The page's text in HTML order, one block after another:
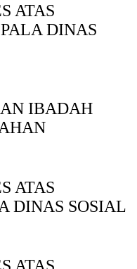
ATAS
DINAS
IBADAH
ATAS
DINAS SOSIAL